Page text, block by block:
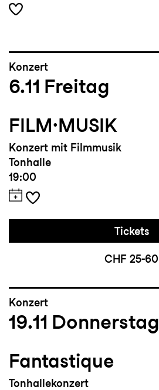
Konzert
6.11 Freitag
FILM·MUSIK
Konzert mit Filmmusik
Tonhalle
19:00
Tickets
CHF 25-60
Konzert
19.11 Donnerstag
Fantastique
Tonhallekonzert